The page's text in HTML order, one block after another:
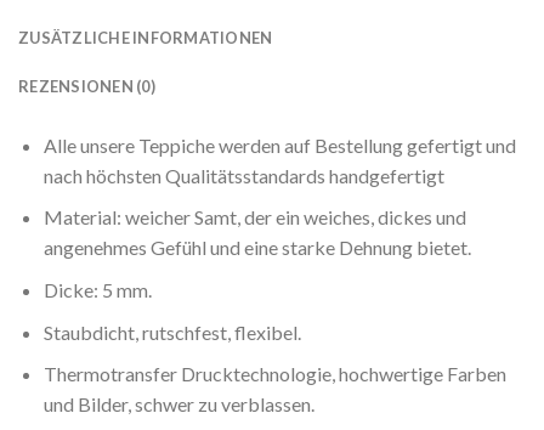
ZUSÄTZLICHE INFORMATIONEN
REZENSIONEN (0)
Alle unsere Teppiche werden auf Bestellung gefertigt und
nach höchsten Qualitätsstandards handgefertigt
Material: weicher Samt, der ein weiches, dickes und
angenehmes Gefühl und eine starke Dehnung bietet.
Dicke: 5 mm.
Staubdicht, rutschfest, flexibel.
Thermotransfer Drucktechnologie, hochwertige Farben
und Bilder, schwer zu verblassen.